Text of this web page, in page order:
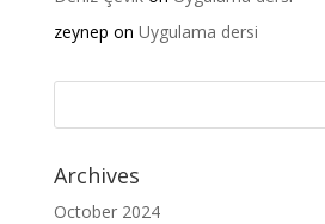
zeynep on Uygulama dersi
Archives
October 2024